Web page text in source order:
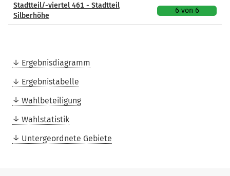
Stadtteil/-viertel 461 - Stadtteil
Silberhöhe
6 von 6
Ergebnisdiagramm
Ergebnistabelle
Wahlbeteiligung
Wahlstatistik
Untergeordnete Gebiete